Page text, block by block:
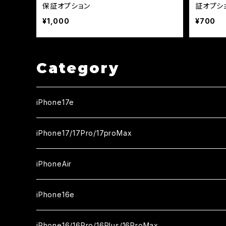
保証オプション
¥1,000
証オプシ
¥700
Category
iPhone17e
ガラスフィルム
セラミックフィルム
カメラ用フィルム
iPhone17/17Pro/17proMax
iPhone17
ガラスフィルム
セラミックフィルム
iPhone17Pro
ガラスフィルム
iPhoneAir
ガラスフィルム
iPhone16e